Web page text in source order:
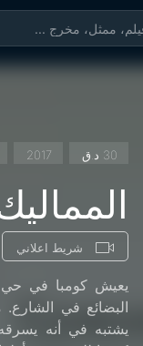
30 د.ق 2017
شريط اعلاني
يعيش كومبا في حي
البضائع في الشارع.
يشتبه في أنه